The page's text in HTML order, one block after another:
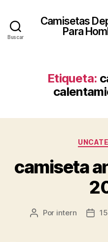
Buscar
Camisetas
Para
Etiqueta:
camiseta
Autor
Por intern